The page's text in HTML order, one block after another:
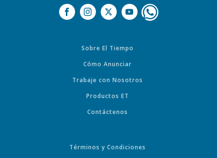
Sobre El Tiempo
Cómo Anunciar
Trabaje con Nosotros
Productos ET
Contáctenos
Términos y Condiciones